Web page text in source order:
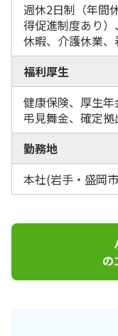
週休2日制（年間
得促進制度あり
休暇、介護休業、
福利厚生
健康保険、厚生
弔見舞金、確定
勤務地
本社(岩手・盛岡
の